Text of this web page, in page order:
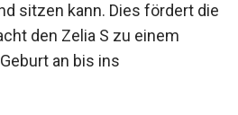
sitzen kann. Dies fördert die
den Zelia S zu einem
an bis ins